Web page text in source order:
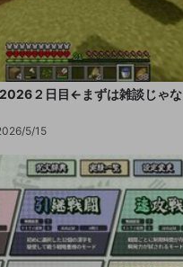
２日目←まずは雑談じゃな
5/15